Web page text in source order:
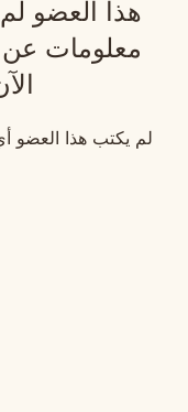
هذا العضو
معلومات
لم يكتب هذا